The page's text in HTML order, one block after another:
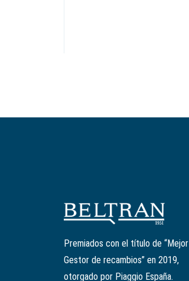
Premiados con el título de “Mejor
Gestor de recambios” en 2019,
otorgado por Piaggio España.